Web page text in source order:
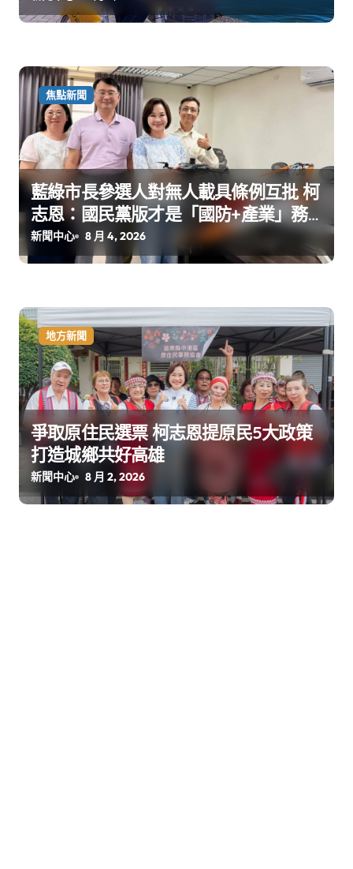
焦點新聞
藍綠市長參選人對無人載具條例互批 柯
志恩：國民黨版才是「國防+產業」務
實版
新聞中心 8 月 4, 2026
地方新聞
爭取原住民選票 柯志恩提原民5大政策
打造城鄉共好高雄
新聞中心 8 月 2, 2026